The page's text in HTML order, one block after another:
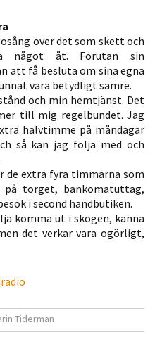
över det som skett och
något åt. Förutan sin
att få besluta om sina egna
vara betydligt sämre.
och min hemtjänst. Det
till mig regelbundet. Jag
halvtimme på måndagar
så kan jag följa med och
de extra fyra timmarna som
torget, bankomatuttag,
i second handbutiken.
komma ut i skogen, känna
det verkar vara ogörligt,
Tiderman